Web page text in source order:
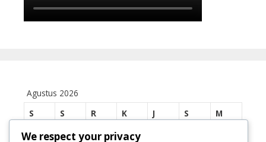
Agustus 2026
S
S R K J S
M
We respect your privacy